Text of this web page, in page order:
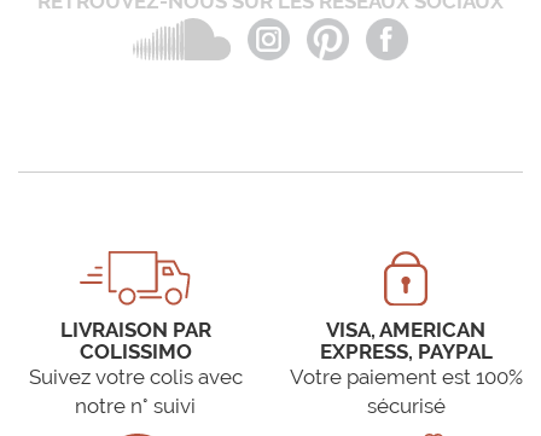
LIVRAISON PAR
COLISSIMO
Suivez votre colis avec
notre n° suivi
VISA, AMERICAN
EXPRESS, PAYPAL
Votre paiement est 100%
sécurisé